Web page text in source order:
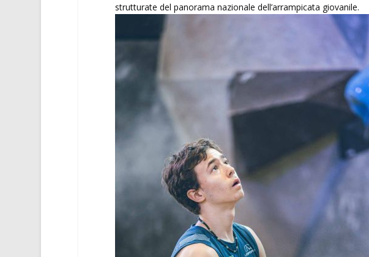
strutturate del panorama nazionale dell’arrampicata giovanile.